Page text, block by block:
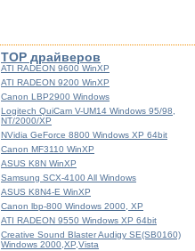
TOP драйверов
ATI RADEON 9600 WinXP
ATI RADEON 9200 WinXP
Canon LBP2900 Windows
Logitech QuiCam V-UM14 Windows 95/98,
NT/2000/XP
NVidia GeForce 8800 Windows XP 64bit
Canon MF3110 WinXP
ASUS K8N WinXP
Samsung SCX-4100 All Windows
ASUS K8N4-E WinXP
Canon lbp-800 Windows 2000, XP
ATI RADEON 9550 Windows XP 64bit
Creative Sound Blaster Audigy SE(SB0160)
Windows 2000,XP,Vista